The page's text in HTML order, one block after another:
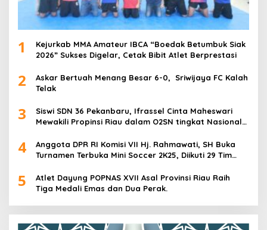
1
Kejurkab MMA Amateur IBCA “Boedak Betumbuk Siak
2026” Sukses Digelar, Cetak Bibit Atlet Berprestasi
2
Askar Bertuah Menang Besar 6-0, Sriwijaya FC Kalah
Telak
3
Siswi SDN 36 Pekanbaru, Ifrassel Cinta Maheswari
Mewakili Propinsi Riau dalam O2SN tingkat Nasional
4
Anggota DPR RI Komisi VII Hj. Rahmawati, SH Buka
Turnamen Terbuka Mini Soccer 2K25, Diikuti 29 Tim
5
Atlet Dayung POPNAS XVII Asal Provinsi Riau Raih
Tiga Medali Emas dan Dua Perak.